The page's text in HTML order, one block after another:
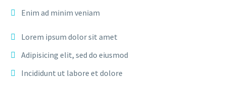
Enim ad minim veniam
Lorem ipsum dolor sit amet
Adipisicing elit, sed do eiusmod
Incididunt ut labore et dolore